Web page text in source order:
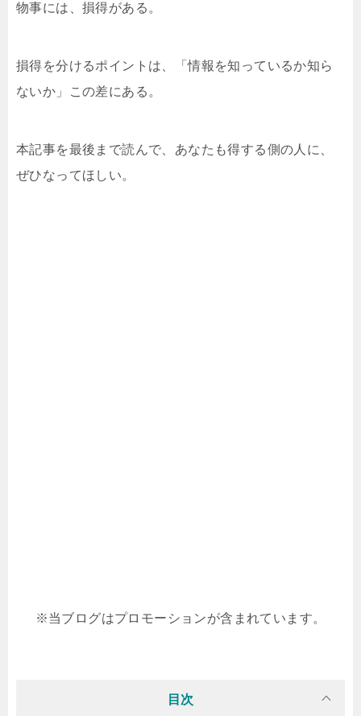
物事には、損得がある。
損得を分けるポイントは、「情報を知っているか知ら
ないか」この差にある。
本記事を最後まで読んで、あなたも得する側の人に、
ぜひなってほしい。
※当ブログはプロモーションが含まれています。
目次